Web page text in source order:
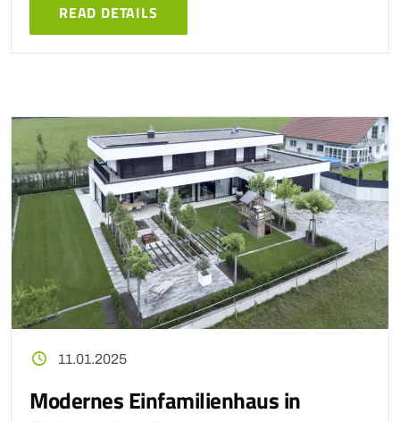
READ DETAILS
11.01.2025
Modernes Einfamilienhaus in